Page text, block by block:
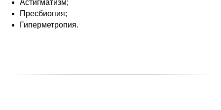
Астигматизм;
Пресбиопия;
Гиперметропия.